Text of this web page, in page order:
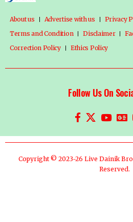
About us Advertise with us Privacy
Terms and Condition
Disclaimer
Correction Policy
Ethics Policy
Follow Us On
Copyright © 2023-26 Live Dainik
Reserved.